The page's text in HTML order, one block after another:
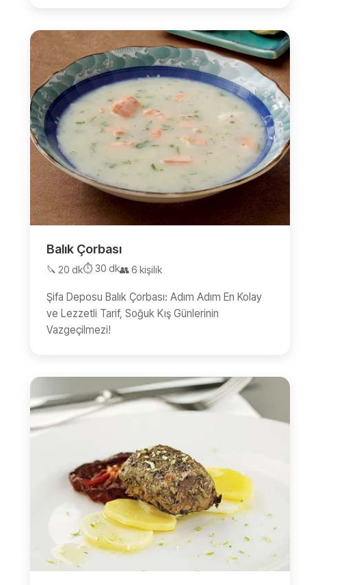
Balık Çorbası
🔪 20 dk⏱️ 30 dk👥 6 kişilik
Şifa Deposu Balık Çorbası: Adım Adım En Kolay
ve Lezzetli Tarif, Soğuk Kış Günlerinin
Vazgeçilmezi!